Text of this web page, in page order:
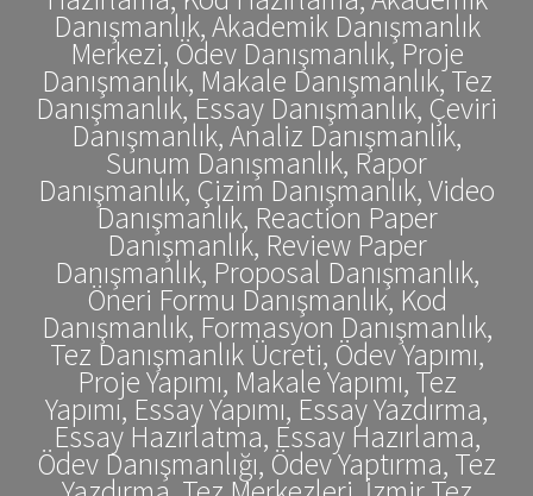
Danışmanlık, Akademik Danışmanlık
Merkezi, Ödev Danışmanlık, Proje
Danışmanlık, Makale Danışmanlık, Tez
Danışmanlık, Essay Danışmanlık, Çeviri
Danışmanlık, Analiz Danışmanlık,
Sunum Danışmanlık, Rapor
Danışmanlık, Çizim Danışmanlık, Video
Danışmanlık, Reaction Paper
Danışmanlık, Review Paper
Danışmanlık, Proposal Danışmanlık,
Öneri Formu Danışmanlık, Kod
Danışmanlık, Formasyon Danışmanlık,
Tez Danışmanlık Ücreti, Ödev Yapımı,
Proje Yapımı, Makale Yapımı, Tez
Yapımı, Essay Yapımı, Essay Yazdırma,
Essay Hazırlatma, Essay Hazırlama,
Ödev Danışmanlığı, Ödev Yaptırma, Tez